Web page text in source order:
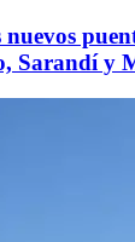
Sarandí y